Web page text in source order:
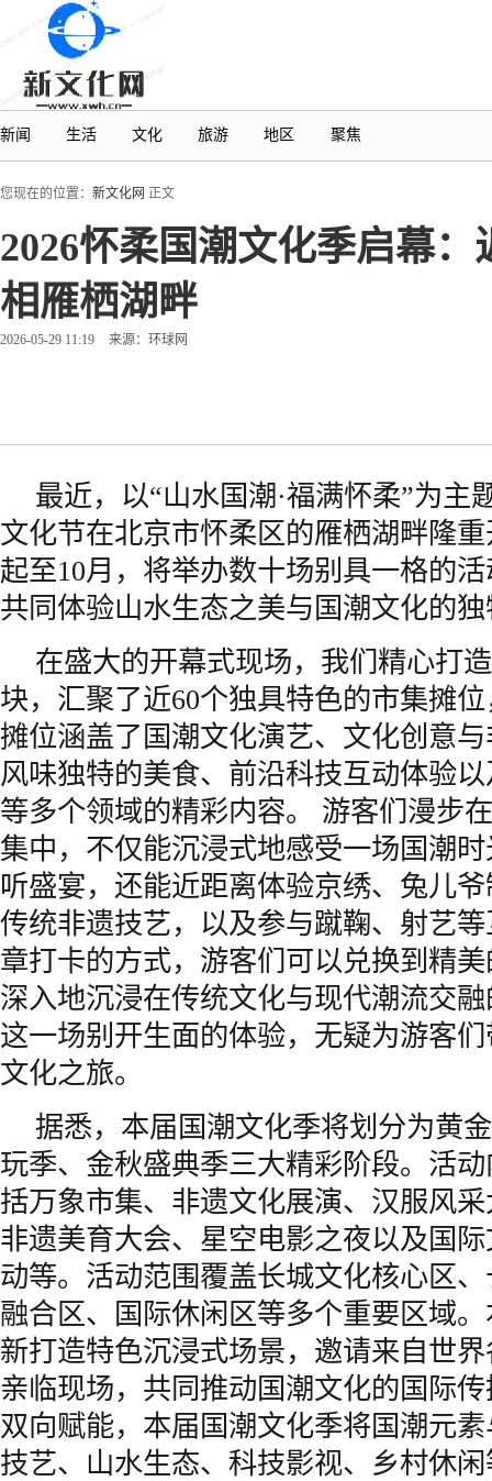
新闻 生活 文化 旅游 地区 聚焦
您现在的位置： 新文化网 正文
2026怀柔国潮文化季启幕
相雁栖湖畔
2026-05-29 11:19 来源：环球网
最近，以“山水国潮·福满怀柔”为主
文化节在北京市怀柔区的雁栖湖畔隆
起至10月，将举办数十场别具一格的
共同体验山水生态之美与国潮文化的
在盛大的开幕式现场，我们精心打
块，汇聚了近60个独具特色的市集摊
摊位涵盖了国潮文化演艺、文化创意
风味独特的美食、前沿科技互动体验
等多个领域的精彩内容。 游客们漫步
集中，不仅能沉浸式地感受一场国潮
听盛宴，还能近距离体验京绣、兔儿
传统非遗技艺，以及参与蹴鞠、射艺
章打卡的方式，游客们可以兑换到精
深入地沉浸在传统文化与现代潮流交
这一场别开生面的体验，无疑为游客
文化之旅。
据悉，本届国潮文化季将划分为黄
玩季、金秋盛典季三大精彩阶段。活
括万象市集、非遗文化展演、汉服风
非遗美育大会、星空电影之夜以及国
动等。活动范围覆盖长城文化核心区
融合区、国际休闲区等多个重要区域
新打造特色沉浸式场景，邀请来自世
亲临现场，共同推动国潮文化的国际
双向赋能，本届国潮文化季将国潮元
技艺、山水生态、科技影视、乡村休